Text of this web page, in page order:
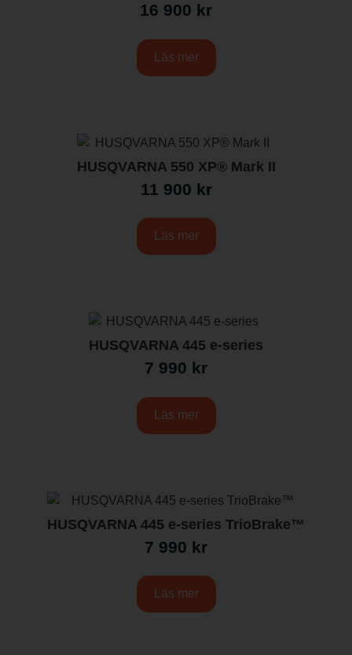
16 900 kr
Läs mer
HUSQVARNA 550 XP® Mark II
11 900 kr
Läs mer
HUSQVARNA 445 e-series
7 990 kr
Läs mer
HUSQVARNA 445 e-series TrioBrake™
7 990 kr
Läs mer